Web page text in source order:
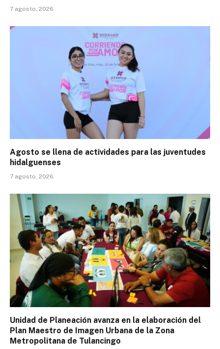
7 agosto, 2026
Agosto se llena de actividades para las juventudes
hidalguenses
7 agosto, 2026
Unidad de Planeación avanza en la elaboración del
Plan Maestro de Imagen Urbana de la Zona
Metropolitana de Tulancingo